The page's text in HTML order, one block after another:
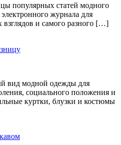
популярных статей модного
журнала для
и самого разного […]
вид модной одежды для
социального положения и
куртки, блузки и костюмы